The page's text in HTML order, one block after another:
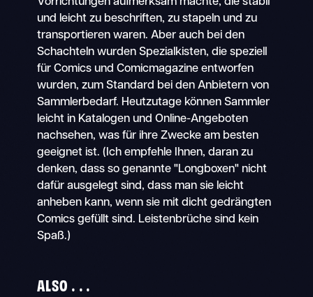
Vorrichtungen aufmerksam machte, die stabil
und leicht zu beschriften, zu stapeln und zu
transportieren waren. Aber auch bei den
Schachteln wurden Spezialkisten, die speziell
für Comics und Comicmagazine entworfen
wurden, zum Standard bei den Anbietern von
Sammlerbedarf. Heutzutage können Sammler
leicht in Katalogen und Online-Angeboten
nachsehen, was für ihre Zwecke am besten
geeignet ist. (Ich empfehle Ihnen, daran zu
denken, dass so genannte "Longboxen" nicht
dafür ausgelegt sind, dass man sie leicht
anheben kann, wenn sie mit dicht gedrängten
Comics gefüllt sind. Leistenbrüche sind kein
Spaß.)
ALSO . . .